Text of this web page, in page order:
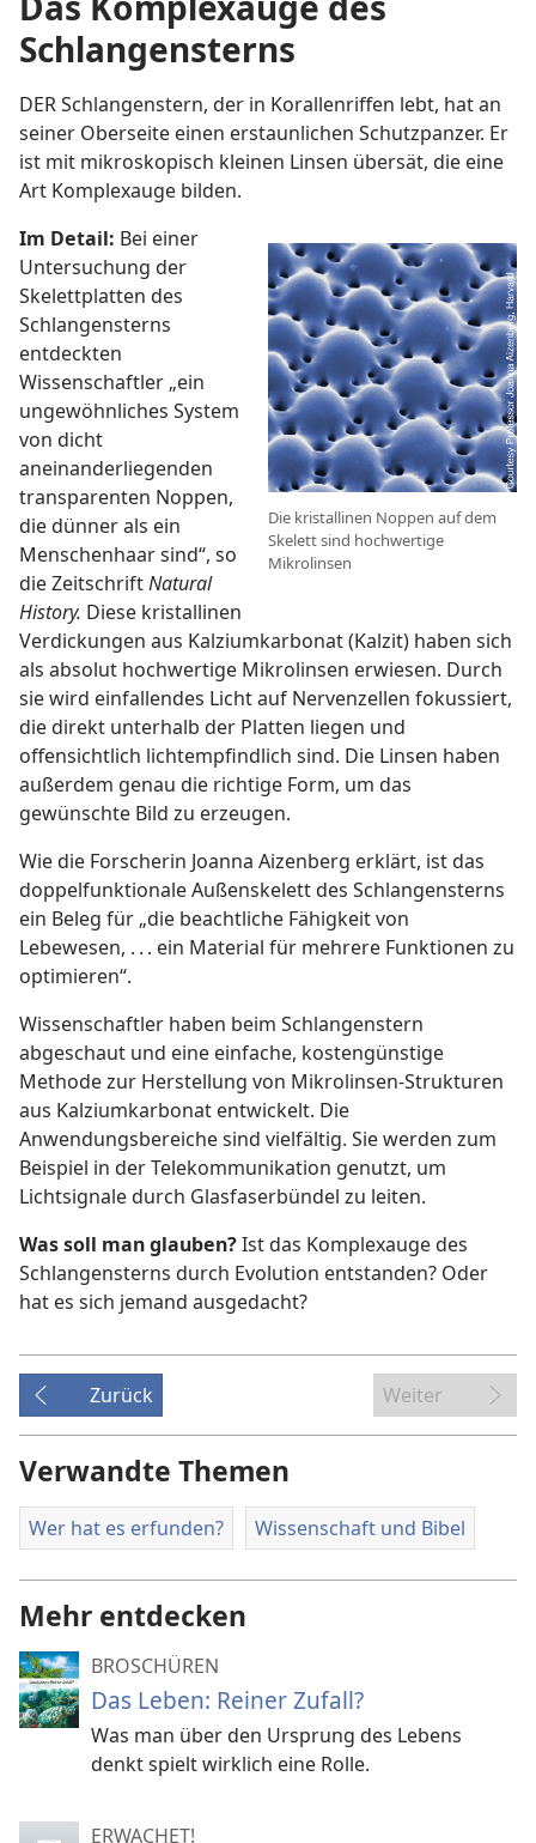
Schlangensterns
DER Schlangenstern, der in Korallenriffen lebt, hat an
seiner Oberseite einen erstaunlichen Schutzpanzer. Er
ist mit mikroskopisch kleinen Linsen übersät, die eine
Art Komplexauge bilden.
Die kristallinen Noppen auf dem
Skelett sind hochwertige
Mikrolinsen
Im Detail: Bei einer
Untersuchung der
Skelettplatten des
Schlangensterns
entdeckten
Wissenschaftler „ein
ungewöhnliches System
von dicht
aneinanderliegenden
transparenten Noppen,
die dünner als ein
Menschenhaar sind“, so
die ZeitschriftNatural
History. Diese kristallinen
Verdickungen aus Kalziumkarbonat (Kalzit) haben sich
als absolut hochwertige Mikrolinsen erwiesen. Durch
sie wird einfallendes Licht auf Nervenzellen fokussiert,
die direkt unterhalb der Platten liegen und
offensichtlich lichtempfindlich sind. Die Linsen haben
außerdem genau die richtige Form, um das
gewünschte Bild zu erzeugen.
Wie die Forscherin Joanna Aizenberg erklärt, ist das
doppelfunktionale Außenskelett des Schlangensterns
ein Beleg für „die beachtliche Fähigkeit von
Lebewesen, . . . ein Material für mehrere Funktionen zu
optimieren“.
Wissenschaftler haben beim Schlangenstern
abgeschaut und eine einfache, kostengünstige
Methode zur Herstellung von Mikrolinsen-Strukturen
aus Kalziumkarbonat entwickelt. Die
Anwendungsbereiche sind vielfältig. Sie werden zum
Beispiel in der Telekommunikation genutzt, um
Lichtsignale durch Glasfaserbündel zu leiten.
Was soll man glauben?Ist das Komplexauge des
Schlangensterns durch Evolution entstanden? Oder
hat es sich jemand ausgedacht?
Zurück Weiter
Verwandte Themen
Wer hat es erfunden? Wissenschaft und Bibel
Mehr entdecken
BROSCHÜREN
Das Leben: Reiner Zufall?
Was man über den Ursprung des Lebens
denkt spielt wirklich eine Rolle.
ERWACHET!